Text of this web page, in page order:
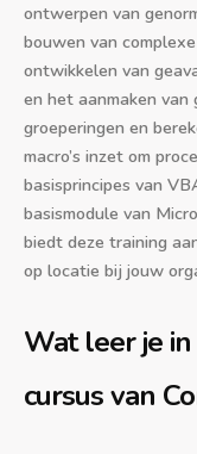
ontwerpen van
bouwen van
ontwikkelen van
en het aanmaken
groeperingen en
macro’s inzet om
basisprincipes van
basismodule van
biedt deze training
op locatie bij jouw
Wat leer je
cursus van